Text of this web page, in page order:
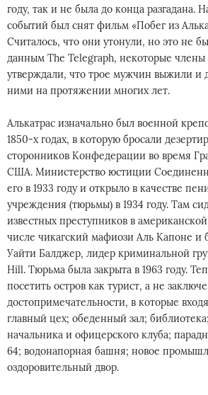
году, так и не была до конца разгадана.
событий был снят фильм «Побег из
Считалось, что они утонули, но это не
данным The Telegraph, некоторые члены
утверждали, что трое мужчин выжили и
ними на протяжении многих лет.
Алькатрас изначально был военной
1850-х годах, в которую бросали
сторонников Конфедерации во время
США. Министерство юстиции
его в 1933 году и открыло в качестве
учреждения (тюрьмы) в 1934 году. Там
известных преступников в
числе чикагский мафиози Аль Капоне и
Уайти Балджер, лидер криминальной
Hill. Тюрьма была закрыта в 1963 году.
посетить остров как турист, а не
достопримечательности, в которые
главный цех; обеденный зал;
начальника и офицерского клуба;
64; водонапорная башня; новое
оздоровительный двор.